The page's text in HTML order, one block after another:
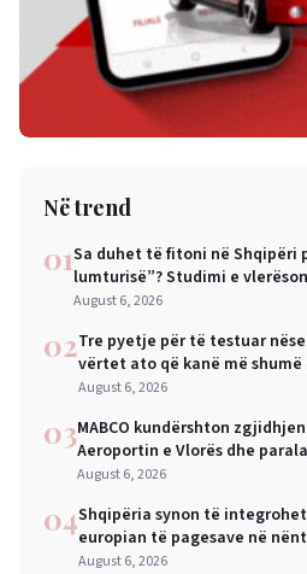
Në trend
01Sa duhet të fitoni në Shqipëri
lumturisë”? Studimi e
August 6, 2026
02Tre pyetje për të testuar
vërtet ato që kanë më shumë
August 6, 2026
03MABCO kundërshton
Aeroportin e Vlorës dhe
ndërkombëtar
August 6, 2026
04Shqipëria synon të
europian të pagesave në
mëdha për qytetarët dhe
August 6, 2026